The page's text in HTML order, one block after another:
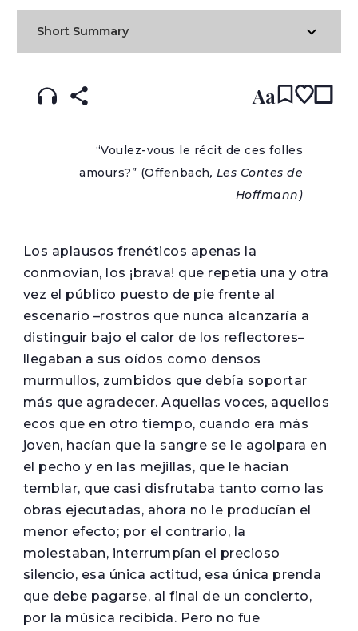
Short Summary
Aa
“Voulez-vous le récit de ces folles
amours?” (Offenbach, Les Contes de
Hoffmann)
Los aplausos frenéticos apenas la
conmovían, los ¡brava! que repetía una y otra
vez el público puesto de pie frente al
escenario –rostros que nunca alcanzaría a
distinguir bajo el calor de los reflectores–
llegaban a sus oídos como densos
murmullos, zumbidos que debía soportar
más que agradecer. Aquellas voces, aquellos
ecos que en otro tiempo, cuando era más
joven, hacían que la sangre se le agolpara en
el pecho y en las mejillas, que le hacían
temblar, que casi disfrutaba tanto como las
obras ejecutadas, ahora no le producían el
menor efecto; por el contrario, la
molestaban, interrumpían el precioso
silencio, esa única actitud, esa única prenda
que debe pagarse, al final de un concierto,
por la música recibida. Pero no fue